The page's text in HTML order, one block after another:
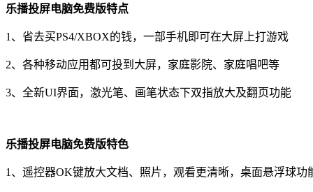
乐播投屏电脑免费版特点
1、省去买PS4/XBOX的钱，一部手机即可在大屏上打游戏
2、各种移动应用都可投到大屏，家庭影院、家庭唱吧等
3、全新UI界面，激光笔、画笔状态下双指放大及翻页功能
乐播投屏电脑免费版特色
1、遥控器OK键放大文档、照片，观看更清晰，桌面悬浮球功